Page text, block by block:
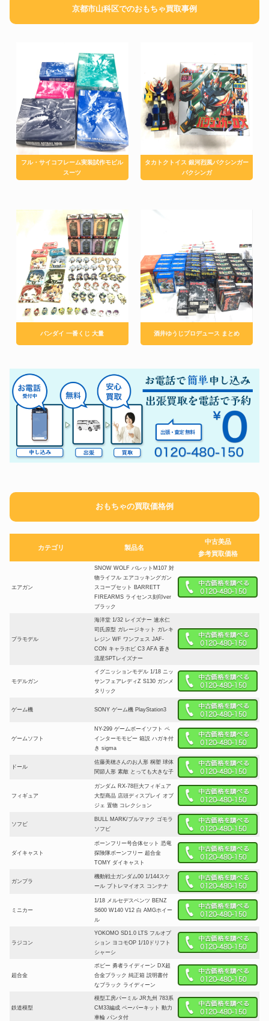
京都市山科区でのおもちゃ買取事例
フル・サイコフレーム実装試作モビル
スーツ
タカトクトイス 銀河烈風バクシンガー
バクシンガ
バンダイ 一番くじ 大量 酒井ゆうじプロデュース まとめ
おもちゃの買取価格例
カテゴリ 製品名
中古美品
参考買取価格
エアガン
SNOW WOLF バレットM107 対
物ライフル エアコッキングガン
スコープセット BARRETT
FIREARMS ライセンス刻印ver
ブラック
プラモデル
海洋堂 1/32 レイズナー 速水仁
司氏原型 ガレージキット ガレキ
レジン WF ワンフェス JAF-
CON キャラホビ C3 AFA 蒼き
流星SPTレイズナー
モデルガン
イグニッションモデル 1/18 ニッ
サンフェアレディZ S130 ガンメ
タリック
ゲーム機 SONY ゲーム機 PlayStation3
ゲームソフト
NY-299 ゲームボーイソフト ペ
インターモモピー 箱説 ハガキ付
き sigma
ドール
佐藤美穂さんのお人形 桐塑 球体
関節人形 素敵 とっても大きな子
フィギュア
ガンダム RX-78巨大フィギュア
大型商品 店頭ディスプレイ オブ
ジェ 置物 コレクション
ソフビ
BULL MARK/ブルマァク ゴモラ
ソフビ
ダイキャスト
ボーンフリー号合体セット 恐竜
探険隊ボーンフリー 超合金
TOMY ダイキャスト
ガンプラ
機動戦士ガンダム00 1/144スケ
ール プトレマイオス コンテナ
ミニカー
1/18 メルセデスベンツ BENZ
S600 W140 V12 白 AMGホイー
ル
ラジコン
YOKOMO SD1.0 LTS フルオプ
ション ヨコモOP 1/10ドリフト
シャーシ
超合金
ポピー 勇者ライディーン DX超
合金ブラック 純正箱 説明書付
なブラック ライディーン
鉄道模型
模型工房パーミル JR九州 783系
CM33編成 ペーパーキット 動力
車輪 パンタ付